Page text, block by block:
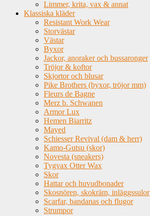
Limmer, krita, vax & annat
Klassiska kläder
Resistant Work Wear
Storvästar
Västar
Byxor
Jackor, anoraker och bussaronger
Tröjor & koftor
Skjortor och blusar
Pike Brothers (byxor, tröjor mm)
Fleurs de Bagne
Merz b. Schwanen
Armor Lux
Hemen Biarritz
Mayed
Schiesser Revival (dam & herr)
Kamo-Gutsu (skor)
Novesta (sneakers)
Tygvax Otter Wax
Skor
Hattar och huvudbonader
Skosnören, skokräm, inläggssulor
Scarfar, bandanas och flugor
Strumpor